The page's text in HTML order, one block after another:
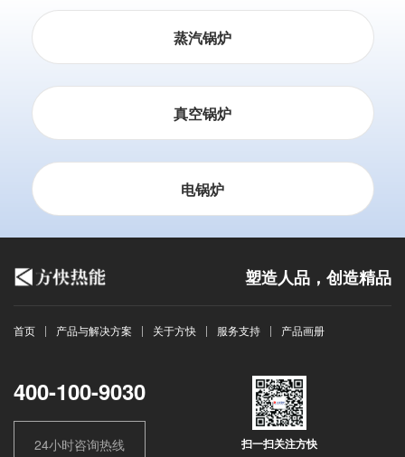
蒸汽锅炉
真空锅炉
电锅炉
塑造人品，创造精品
首页 产品与解决方案 关于方快 服务支持 产品画册
400-100-9030
24小时咨询热线 扫一扫关注方快